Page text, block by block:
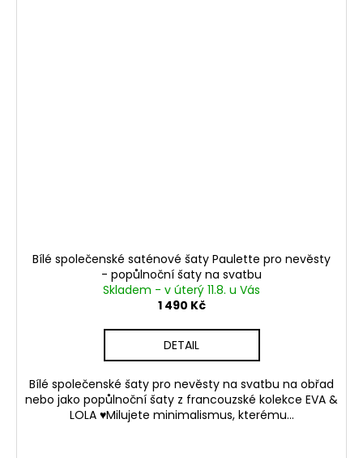
Bílé společenské saténové šaty Paulette pro nevěsty
- popůlnoční šaty na svatbu
Skladem - v úterý 11.8. u Vás
1 490 Kč
DETAIL
Bílé společenské šaty pro nevěsty na svatbu na obřad
nebo jako popůlnoční šaty z francouzské kolekce EVA &
LOLA ♥Milujete minimalismus, kterému...